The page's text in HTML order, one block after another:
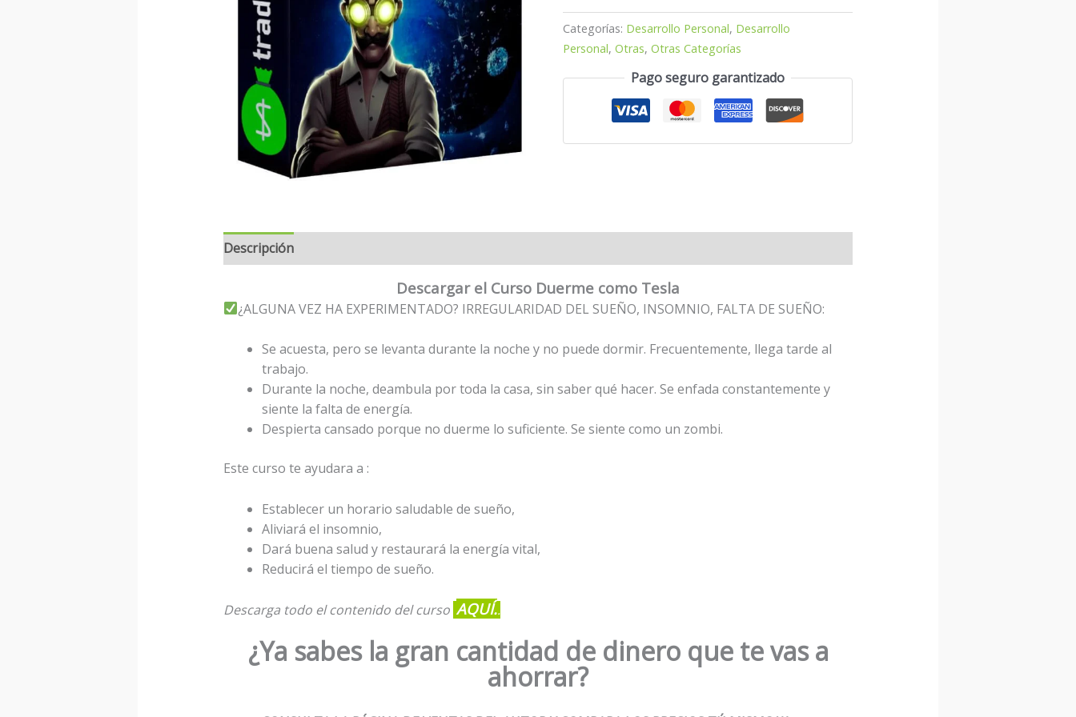
Categorías: Desarrollo Personal, Desarrollo
Personal,Otras,Otras Categorías
Pago seguro garantizado
Descripción
Descargar el Curso Duerme como Tesla
¿ALGUNA VEZ HA EXPERIMENTADO? IRREGULARIDAD DEL SUEÑO, INSOMNIO, FALTA DE SUEÑO:
Se acuesta, pero se levanta durante la noche y no puede dormir. Frecuentemente, llega tarde al
trabajo.
Durante la noche, deambula por toda la casa, sin saber qué hacer. Se enfada constantemente y
siente la falta de energía.
Despierta cansado porque no duerme lo suficiente. Se siente como un zombi.
Este curso te ayudara a :
Establecer un horario saludable de sueño,
Aliviará el insomnio,
Dará buena salud y restaurará la energía vital,
Reducirá el tiempo de sueño.
Descarga todo el contenido del curso AQUÍ..
¿Ya sabes la gran cantidad de dinero que te vas a
ahorrar?